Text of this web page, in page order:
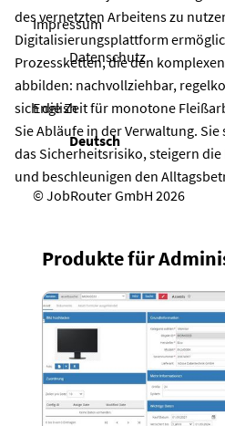
Impressum
Datenschutz
English
Deutsch
© JobRouter GmbH 2026
des vernetzten Arbeitens zu
Digitalisierungsplattform
Prozessketten, die den
abbilden: nachvollziehbar,
sich die Zeit für monotone
Sie Abläufe in der Verwaltung.
das Sicherheitsrisiko, steigern
und beschleunigen den
Produkte für